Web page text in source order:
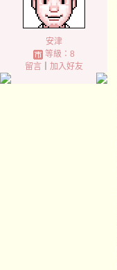
安津
等級：8
留言｜ 加入好友